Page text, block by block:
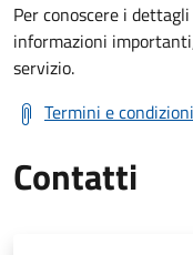
Per conoscere i
informazioni
servizio.
Termini e
Contatti